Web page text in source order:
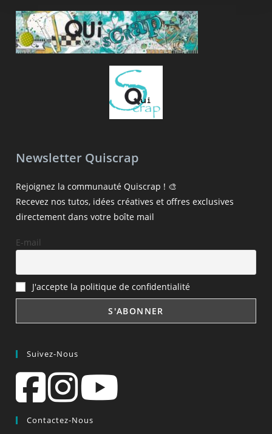
Newsletter Quiscrap
Rejoignez la communauté Quiscrap ! 🎨
Recevez nos tutos, idées créatives et offres exclusives
directement dans votre boîte mail
E-mail
J'accepte la politique de confidentialité
Suivez-Nous
Contactez-Nous